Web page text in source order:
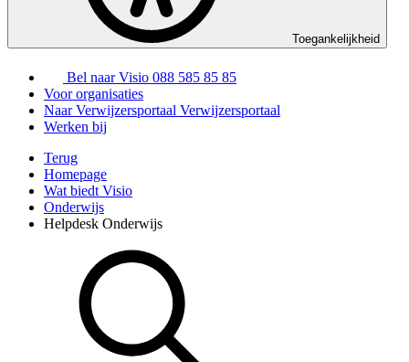
Toegankelijkheid
Bel naar Visio 088 585 85 85
Voor organisaties
Naar Verwijzersportaal Verwijzersportaal
Werken bij
Terug
Homepage
Wat biedt Visio
Onderwijs
Helpdesk Onderwijs